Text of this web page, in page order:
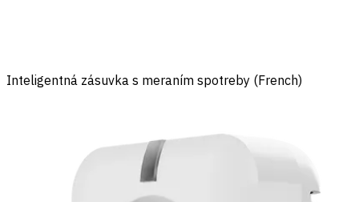
Inteligentná zásuvka s meraním spotreby (French)